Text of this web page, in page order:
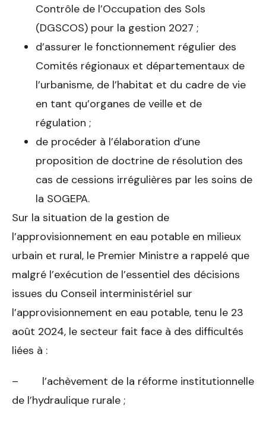
Contrôle de l’Occupation des Sols
(DGSCOS) pour la gestion 2027 ;
d’assurer le fonctionnement régulier des
Comités régionaux et départementaux de
l’urbanisme, de l’habitat et du cadre de vie
en tant qu’organes de veille et de
régulation ;
de procéder à l’élaboration d’une
proposition de doctrine de résolution des
cas de cessions irrégulières par les soins de
la SOGEPA.
Sur la situation de la gestion de
l’approvisionnement en eau potable en milieux
urbain et rural, le Premier Ministre a rappelé que
malgré l’exécution de l’essentiel des décisions
issues du Conseil interministériel sur
l’approvisionnement en eau potable, tenu le 23
août 2024, le secteur fait face à des difficultés
liées à :
– l’achèvement de la réforme institutionnelle
de l’hydraulique rurale ;